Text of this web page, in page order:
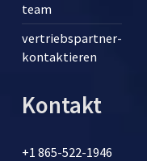
team
vertriebspartner-
kontaktieren
Kontakt
+1 865-522-1946